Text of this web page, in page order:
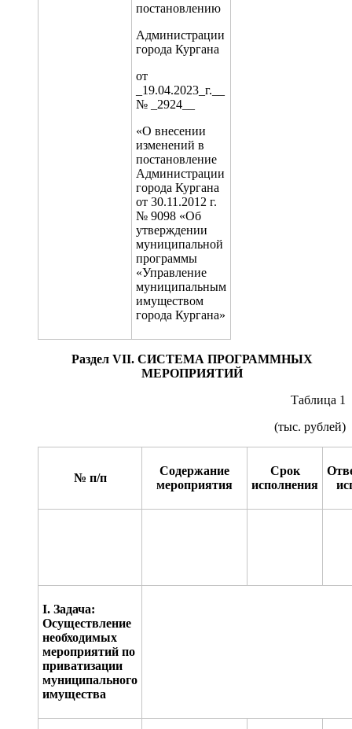
постановлению
Администрации
города Кургана
от
_19.04.2023_г.__
№ _2924__
«О внесении
изменений в
постановление
Администрации
города Кургана
от 30.11.2012 г.
№ 9098 «Об
утверждении
муниципальной
программы
«Управление
муниципальным
имуществом
города Кургана»
Раздел VII. СИСТЕМА ПРОГРАММНЫХ
МЕРОПРИЯТИЙ
Таблица 1
(тыс. рублей)
№ п/п
Содержание
мероприятия
Срок
исполнения
I. Задача:
Осуществление
необходимых
мероприятий по
приватизации
муниципального
имущества